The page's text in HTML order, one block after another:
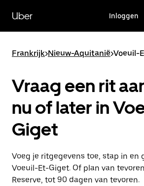
naar
hoofdinhoud
Uber Inloggen
Frankrijk>Nieuw-Aquitanië>Voeuil-
Vraag een rit
nu of later in
Giget
Voeg je ritgegevens toe, stap in en
Voeuil-Et-Giget. Of plan van
Reserve, tot 90 dagen van tevoren.